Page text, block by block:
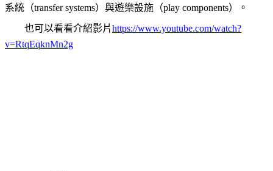
系統（transfer systems）與遊樂設施（play components）。
也可以看看介紹影片https://www.youtube.com/watch?
v=RtqEqknMn2g